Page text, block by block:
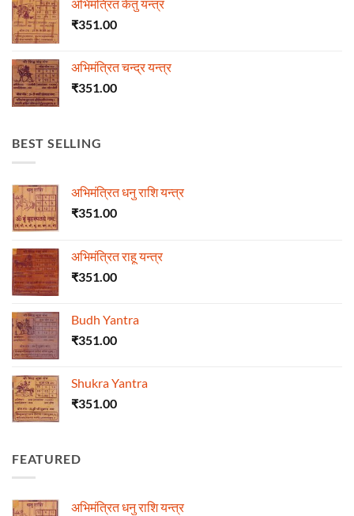
अभिमंत्रित केतु यन्त्र
₹351.00
अभिमंत्रित चन्द्र यन्त्र
₹351.00
BEST SELLING
अभिमंत्रित धनु राशि यन्त्र
₹351.00
अभिमंत्रित राहू यन्त्र
₹351.00
Budh Yantra
₹351.00
Shukra Yantra
₹351.00
FEATURED
अभिमंत्रित धनु राशि यन्त्र